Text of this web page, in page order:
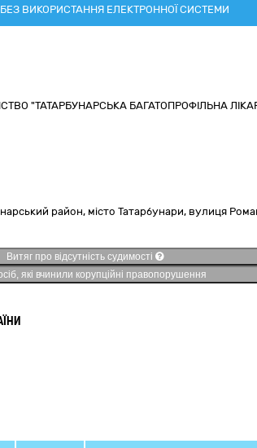
ВИКОРИСТАННЯ ЕЛЕКТРОННОЇ СИСТЕМИ
"ТАТАРБУНАРСЬКА БАГАТОПРОФІЛЬНА
район, місто Татарбунари, вулиця
Витяг про відсутність судимості
які вчинили корупційні правопорушення